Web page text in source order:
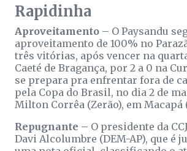
Rapidinha
Aproveitamento – O Paysandu
aproveitamento de 100% no
três vitórias, após vencer na
Caeté de Bragança, por 2 a 0 na
se prepara pra enfrentar fora de
pela Copa do Brasil, no dia 2 de
Milton Corrêa (Zerão), em Macapá
Repugnante – O presidente da
Davi Alcolumbre (DEM-AP), que é